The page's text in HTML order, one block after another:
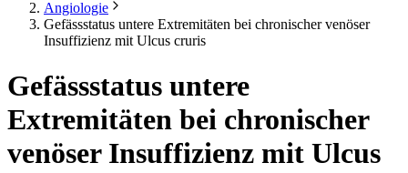
Angiologie
Gefässstatus untere Extremitäten bei chronischer venöser
Insuffizienz mit Ulcus cruris
Gefässstatus untere
Extremitäten bei chronischer
venöser Insuffizienz mit Ulcus